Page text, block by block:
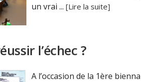
un vrai ... [Lire la suite]
l’échec ?
A l’occasion de la 1ère